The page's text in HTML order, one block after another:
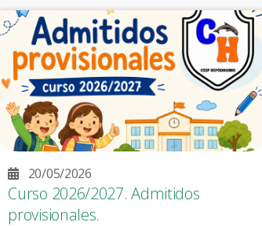
20/05/2026
Curso 2026/2027. Admitidos
provisionales.